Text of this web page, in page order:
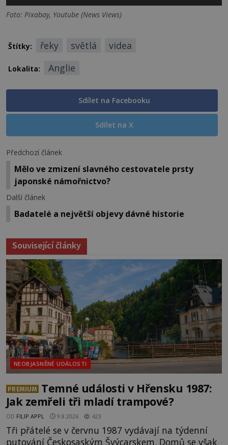
Foto: Pixabay, Youtube (News Views)
Štítky: řeky světlá videa
Lokalita: Anglie
Sdílet na Facebooku
Sdílet na X
Předchozí článek
Mělo ve zmizení slavného cestovatele prsty
japonské námořnictvo?
Další článek
Badatelé a největší objevy dávné historie
Související články
NEOBJASNĚNÉ UDÁLOSTI
PREMIUM
Temné události v Hřensku 1987:
Jak zemřeli tři mladí trampové?
OD FILIP APPL 9.8.2026 423
Tři přátelé se v červnu 1987 vydávají na týdenní
putování Českosaským Švýcarskem. Domů se však